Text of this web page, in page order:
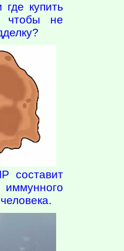
купить
чтобы не
составит